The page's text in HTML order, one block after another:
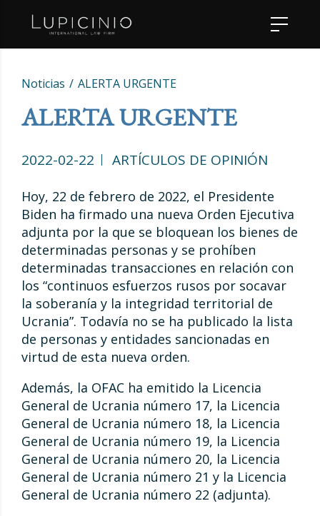
Noticias ALERTA URGENTE
ALERTA URGENTE
2022-02-22 ARTÍCULOS DE OPINIÓN
Hoy, 22 de febrero de 2022, el Presidente
Biden ha firmado una nueva Orden Ejecutiva
adjunta por la que se bloquean los bienes de
determinadas personas y se prohíben
determinadas transacciones en relación con
los “continuos esfuerzos rusos por socavar
la soberanía y la integridad territorial de
Ucrania”. Todavía no se ha publicado la lista
de personas y entidades sancionadas en
virtud de esta nueva orden.
Además, la OFAC ha emitido la Licencia
General de Ucrania número 17, la Licencia
General de Ucrania número 18, la Licencia
General de Ucrania número 19, la Licencia
General de Ucrania número 20, la Licencia
General de Ucrania número 21 y la Licencia
General de Ucrania número 22 (adjunta).